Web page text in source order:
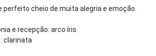
perfeito cheio de muita alegria e emoção.
e recepção: arco íris
clarinata